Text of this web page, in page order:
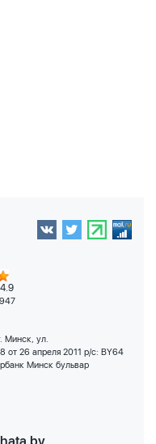
947
Минск, ул.
от 26 апреля 2011 р/с: BY64
Минск бульвар